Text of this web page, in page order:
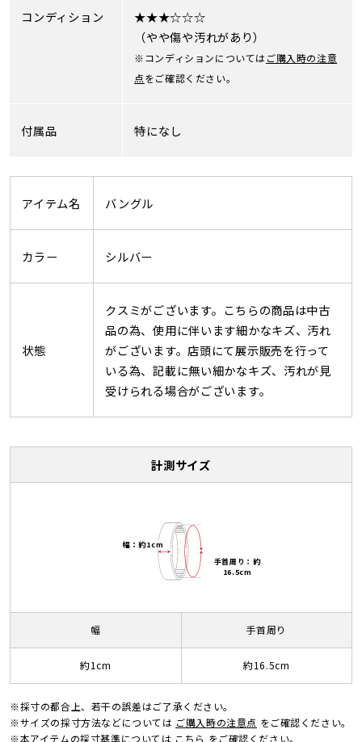
コンディション
★★★☆☆☆
（やや傷や汚れがあり）
※コンディションについてはご購入時の注意
点をご確認ください。
付属品 特になし
アイテム名 バングル
カラー シルバー
状態
クスミがございます。こちらの商品は中古
品の為、使用に伴います細かなキズ、汚れ
がございます。店頭にて展示販売を行って
いる為、記載に無い細かなキズ、汚れが見
受けられる場合がございます。
計測サイズ
幅：約1cm
手首周り：約
16.5cm
幅
約1cm
手首周り
約16.5cm
※採寸の都合上、若干の誤差はご了承ください。
※サイズの採寸方法などについては ご購入時の注意点 をご確認ください。
※本アイテムの採寸基準については こちら をご確認ください。